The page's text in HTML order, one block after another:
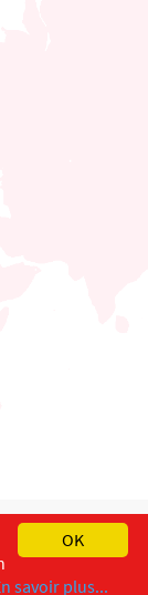
OK
savoir plus...